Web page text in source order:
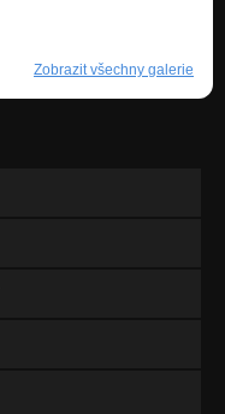
Zobrazit všechny galerie